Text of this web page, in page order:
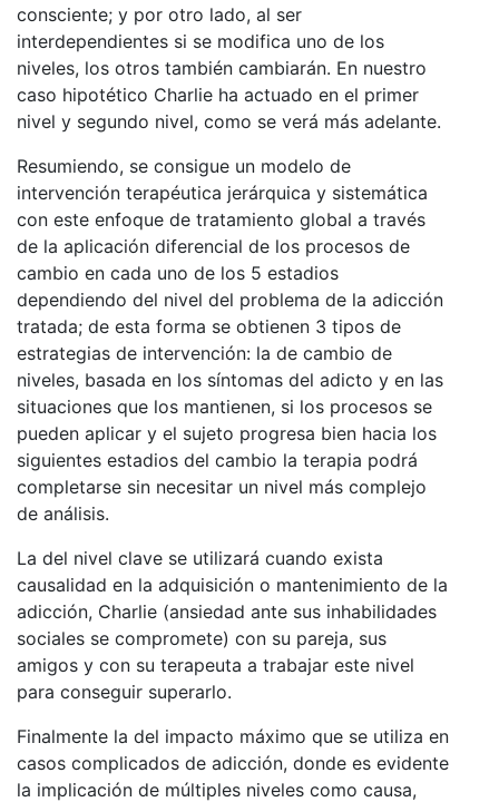
consciente; y por otro lado, al ser
interdependientes si se modifica uno de los
niveles, los otros también cambiarán. En nuestro
caso hipotético Charlie ha actuado en el primer
nivel y segundo nivel, como se verá más adelante.
Resumiendo, se consigue un modelo de
intervención terapéutica jerárquica y sistemática
con este enfoque de tratamiento global a través
de la aplicación diferencial de los procesos de
cambio en cada uno de los 5 estadios
dependiendo del nivel del problema de la adicción
tratada; de esta forma se obtienen 3 tipos de
estrategias de intervención: la de cambio de
niveles, basada en los síntomas del adicto y en las
situaciones que los mantienen, si los procesos se
pueden aplicar y el sujeto progresa bien hacia los
siguientes estadios del cambio la terapia podrá
completarse sin necesitar un nivel más complejo
de análisis.
La del nivel clave se utilizará cuando exista
causalidad en la adquisición o mantenimiento de la
adicción, Charlie (ansiedad ante sus inhabilidades
sociales se compromete) con su pareja, sus
amigos y con su terapeuta a trabajar este nivel
para conseguir superarlo.
Finalmente la del impacto máximo que se utiliza en
casos complicados de adicción, donde es evidente
la implicación de múltiples niveles como causa,